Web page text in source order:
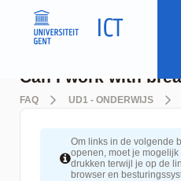
FAQ UD1 - ONDERWIJS
Om links in de volgende
openen, moet je mogelijk
drukken terwijl je op de
browser en